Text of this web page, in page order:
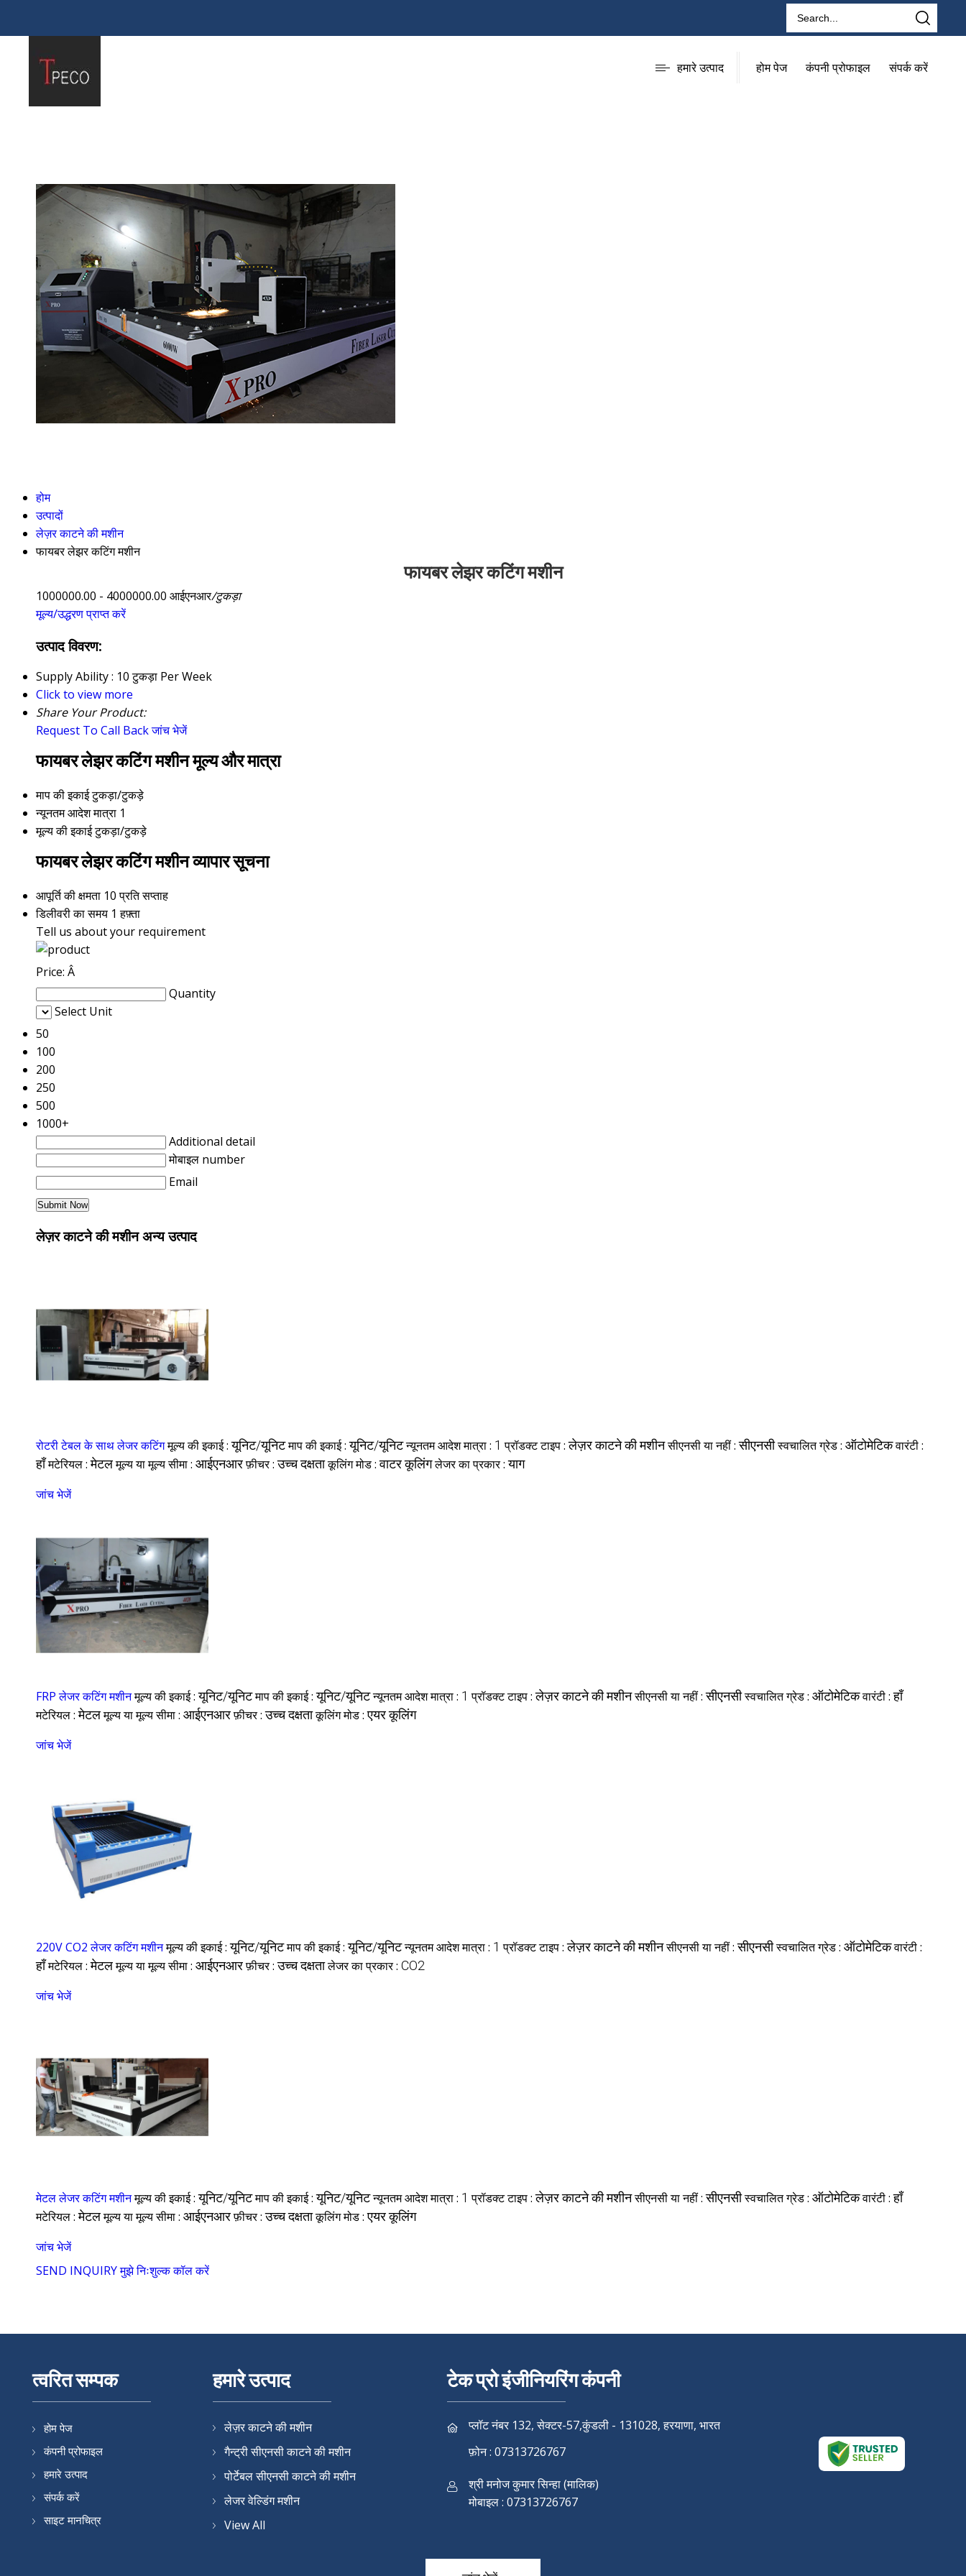
हमारे उत्पाद होम पेज कंपनी प्रोफाइल संपर्क करें
होम
उत्पादों
लेज़र काटने की मशीन
फायबर लेझर कटिंग मशीन
फायबर लेझर कटिंग मशीन
1000000.00 - 4000000.00 आईएनआर/टुकड़ा
मूल्य/उद्धरण प्राप्त करें
उत्पाद विवरण:
Supply Ability : 10 टुकड़ा Per Week
Click to view more
Share Your Product:
Request To Call Backजांच भेजें
फायबर लेझर कटिंग मशीन मूल्य और मात्रा
माप की इकाईटुकड़ा/टुकड़े
न्यूनतम आदेश मात्रा 1
मूल्य की इकाईटुकड़ा/टुकड़े
फायबर लेझर कटिंग मशीन व्यापार सूचना
आपूर्ति की क्षमता 10 प्रति सप्ताह
डिलीवरी का समय 1 हफ़्ता
Tell us about your requirement
Price: Â
Quantity
Select Unit
50
100
200
250
500
1000+
Additional detail
मोबाइल number
Email
लेज़र काटने की मशीन अन्य उत्पाद
रोटरी टेबल के साथ लेजर कटिंगमूल्य की इकाई :यूनिट/यूनिटमाप की इकाई :यूनिट/यूनिटन्यूनतम आदेश मात्रा : 1 प्रॉडक्ट टाइप :लेज़र काटने की मशीनसीएनसी या नहीं :सीएनसीस्वचालित ग्रेड : ऑटोमेटिकवारंटी :
हाँमटेरियल :मेटलमूल्य या मूल्य सीमा : आईएनआरफ़ीचर :उच्च दक्षताकूलिंग मोड :वाटर कूलिंगलेजर का प्रकार :याग
जांच भेजें
FRP लेजर कटिंग मशीनमूल्य की इकाई :यूनिट/यूनिटमाप की इकाई :यूनिट/यूनिटन्यूनतम आदेश मात्रा : 1 प्रॉडक्ट टाइप :लेज़र काटने की मशीनसीएनसी या नहीं :सीएनसीस्वचालित ग्रेड : ऑटोमेटिकवारंटी :हाँ
मटेरियल :मेटलमूल्य या मूल्य सीमा : आईएनआरफ़ीचर :उच्च दक्षताकूलिंग मोड :एयर कूलिंग
जांच भेजें
220V CO2 लेजर कटिंग मशीनमूल्य की इकाई :यूनिट/यूनिटमाप की इकाई :यूनिट/यूनिटन्यूनतम आदेश मात्रा : 1 प्रॉडक्ट टाइप :लेज़र काटने की मशीनसीएनसी या नहीं :सीएनसीस्वचालित ग्रेड : ऑटोमेटिकवारंटी :
हाँमटेरियल :मेटलमूल्य या मूल्य सीमा : आईएनआरफ़ीचर :उच्च दक्षतालेजर का प्रकार : CO2
जांच भेजें
मेटल लेजर कटिंग मशीनमूल्य की इकाई :यूनिट/यूनिटमाप की इकाई :यूनिट/यूनिटन्यूनतम आदेश मात्रा : 1 प्रॉडक्ट टाइप :लेज़र काटने की मशीनसीएनसी या नहीं :सीएनसीस्वचालित ग्रेड : ऑटोमेटिकवारंटी :हाँ
मटेरियल :मेटलमूल्य या मूल्य सीमा : आईएनआरफ़ीचर :उच्च दक्षताकूलिंग मोड :एयर कूलिंग
जांच भेजें
SEND INQUIRYमुझे निःशुल्क कॉल करें
त्वरित सम्पक
होम पेज
कंपनी प्रोफाइल
हमारे उत्पाद
संपर्क करें
साइट मानचित्र
हमारे उत्पाद
लेज़र काटने की मशीन
गैन्ट्री सीएनसी काटने की मशीन
पोर्टेबल सीएनसी काटने की मशीन
लेजर वेल्डिंग मशीन
सीएनसी प्लाज्मा काटने की मशीन
View All
टेक प्रो इंजीनियरिंग कंपनी
प्लॉट नंबर 132, सेक्टर-57,कुंडली - 131028, हरयाणा, भारत
फ़ोन : 07313726767
श्री मनोज कुमार सिन्हा(मालिक)
मोबाइल : 07313726767